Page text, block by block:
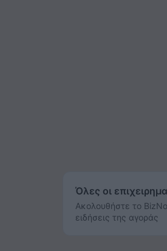
Όλες οι
Ακολουθήστε το
ειδήσεις της αγοράς